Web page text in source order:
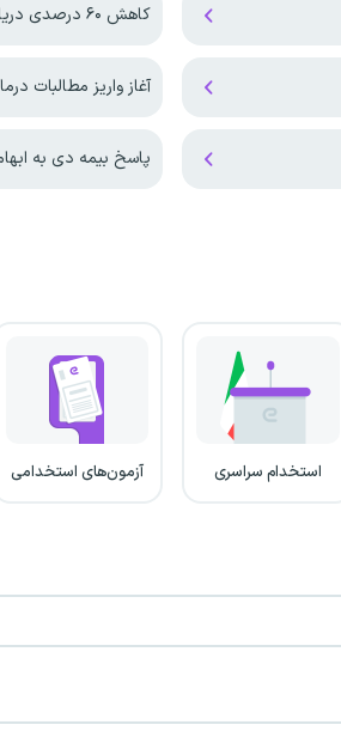
کاهش ۶۰ درصدی دریافتی حقوق بازنشستگان دولت
آغاز واریز مطالبات
پاسخ بیمه دی به
استخدام سراسری آزمون‌های استخدامی